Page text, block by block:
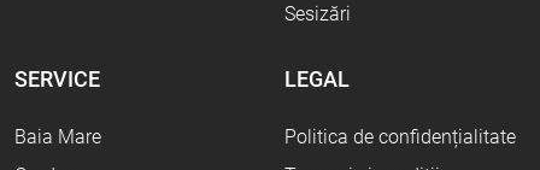
Sesizări
SERVICE
Baia Mare
LEGAL
Politica de confidențialitate